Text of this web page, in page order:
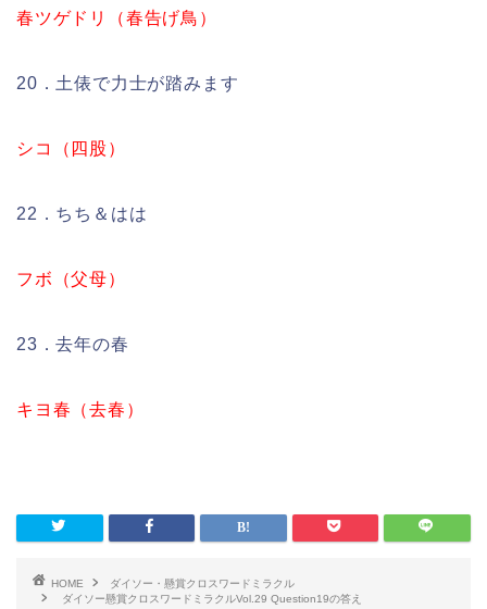
春ツゲドリ（春告げ鳥）
20．土俵で力士が踏みます
シコ（四股）
22．ちち＆はは
フボ（父母）
23．去年の春
キヨ春（去春）
HOME
ダイソー・懸賞クロスワードミラクル
ダイソー懸賞クロスワードミラクルVol.29 Question19の答え